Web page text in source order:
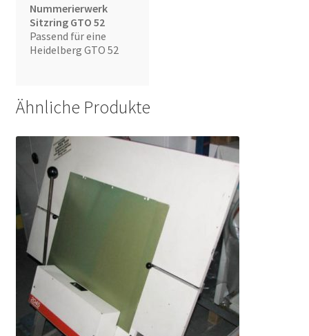
Nummerierwerk
Sitzring GTO 52
Passend für eine
Heidelberg GTO 52
Ähnliche Produkte